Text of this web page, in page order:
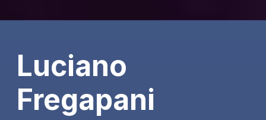
Luciano
Fregapani